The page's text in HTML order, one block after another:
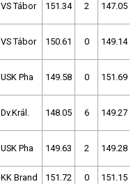
VS Tábor 151.34 2 147.05
VS Tábor 150.61 0 149.14
USK Pha 149.58 0 151.69
Dv.Král. 148.05 6 149.27
USK Pha 149.63 2 149.28
KK Brand 151.72 0 151.15